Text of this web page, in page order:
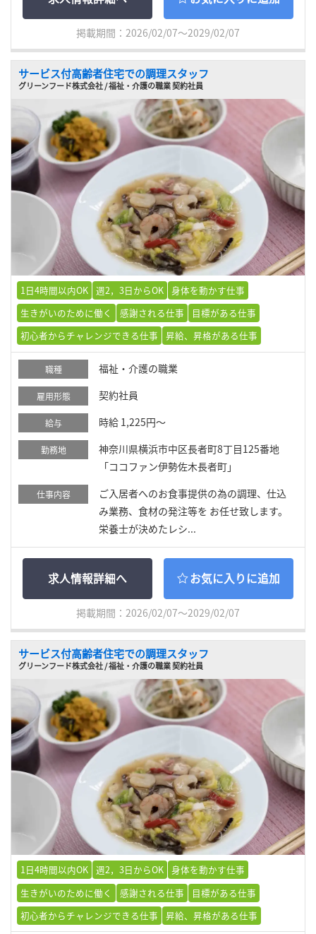
掲載期間：2026/02/07～2029/02/07
サービス付高齢者住宅での調理スタッフ
グリーンフード株式会社 / 福祉・介護の職業 契約社員
1日4時間以内OK 週2，3日からOK 身体を動かす仕事
生きがいのために働く
感謝される仕事
目標がある仕事
初心者からチャレンジできる仕事
昇給、昇格がある仕事
職種 福祉・介護の職業
雇用形態 契約社員
給与 時給 1,225円～
勤務地
神奈川県横浜市中区長者町8丁目125番地
「ココファン伊勢佐木長者町」
仕事内容
ご入居者へのお食事提供の為の調理、仕込
み業務、食材の発注等を お任せ致します。
栄養士が決めたレシ...
求人情報詳細へ お気に入りに追加
掲載期間：2026/02/07～2029/02/07
サービス付高齢者住宅での調理スタッフ
グリーンフード株式会社 / 福祉・介護の職業 契約社員
1日4時間以内OK 週2，3日からOK 身体を動かす仕事
生きがいのために働く
感謝される仕事
目標がある仕事
初心者からチャレンジできる仕事
昇給、昇格がある仕事